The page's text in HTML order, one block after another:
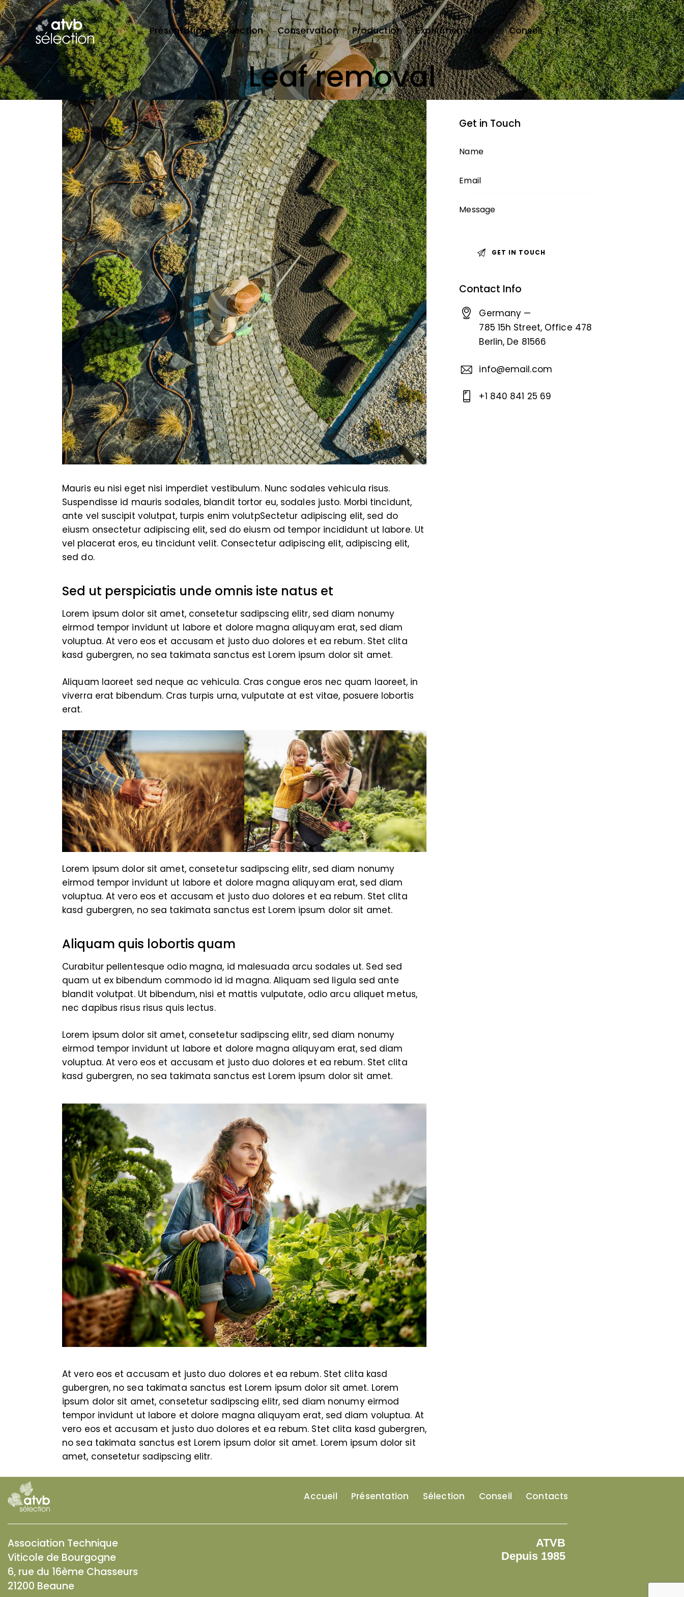
Présentation Sélection Conservation Production Expérimentations Conseil
Leaf removal
Mauris eu nisi eget nisi imperdiet vestibulum. Nunc sodales vehicula risus.
Suspendisse id mauris sodales, blandit tortor eu, sodales justo. Morbi tincidunt,
ante vel suscipit volutpat, turpis enim volutpSectetur adipiscing elit, sed do
eiusm onsectetur adipiscing elit, sed do eiusm od tempor incididunt ut labore. Ut
vel placerat eros, eu tincidunt velit. Consectetur adipiscing elit, adipiscing elit,
sed do.
Sed ut perspiciatis unde omnis iste natus et
Lorem ipsum dolor sit amet, consetetur sadipscing elitr, sed diam nonumy
eirmod tempor invidunt ut labore et dolore magna aliquyam erat, sed diam
voluptua. At vero eos et accusam et justo duo dolores et ea rebum. Stet clita
kasd gubergren, no sea takimata sanctus est Lorem ipsum dolor sit amet.
Aliquam laoreet sed neque ac vehicula. Cras congue eros nec quam laoreet, in
viverra erat bibendum. Cras turpis urna, vulputate at est vitae, posuere lobortis
erat.
Lorem ipsum dolor sit amet, consetetur sadipscing elitr, sed diam nonumy
eirmod tempor invidunt ut labore et dolore magna aliquyam erat, sed diam
voluptua. At vero eos et accusam et justo duo dolores et ea rebum. Stet clita
kasd gubergren, no sea takimata sanctus est Lorem ipsum dolor sit amet.
Aliquam quis lobortis quam
Curabitur pellentesque odio magna, id malesuada arcu sodales ut. Sed sed
quam ut ex bibendum commodo id id magna. Aliquam sed ligula sed ante
blandit volutpat. Ut bibendum, nisi et mattis vulputate, odio arcu aliquet metus,
nec dapibus risus risus quis lectus.
Lorem ipsum dolor sit amet, consetetur sadipscing elitr, sed diam nonumy
eirmod tempor invidunt ut labore et dolore magna aliquyam erat, sed diam
voluptua. At vero eos et accusam et justo duo dolores et ea rebum. Stet clita
kasd gubergren, no sea takimata sanctus est Lorem ipsum dolor sit amet.
At vero eos et accusam et justo duo dolores et ea rebum. Stet clita kasd
gubergren, no sea takimata sanctus est Lorem ipsum dolor sit amet. Lorem
ipsum dolor sit amet, consetetur sadipscing elitr, sed diam nonumy eirmod
tempor invidunt ut labore et dolore magna aliquyam erat, sed diam voluptua. At
vero eos et accusam et justo duo dolores et ea rebum. Stet clita kasd gubergren,
no sea takimata sanctus est Lorem ipsum dolor sit amet. Lorem ipsum dolor sit
amet, consetetur sadipscing elitr.
Get in Touch
Contact Info
Germany —
785 15h Street, Office 478
Berlin, De 81566
info@email.com
+1 840 841 25 69
Accueil Présentation Sélection Conseil Contacts
Association Technique
Viticole de Bourgogne
6, rue du 16ème Chasseurs
21200 Beaune
ATVB
Depuis 1985